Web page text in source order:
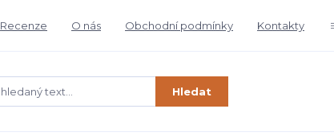
Recenze O nás Obchodní podmínky Kontakty
Hledat